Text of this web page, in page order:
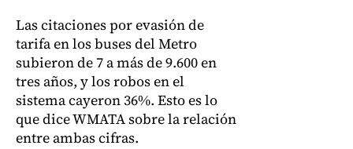
Las citaciones por evasión de
tarifa en los buses del Metro
subieron de 7 a más de 9.600 en
tres años, y los robos en el
sistema cayeron 36%. Esto es lo
que dice WMATA sobre la relación
entre ambas cifras.